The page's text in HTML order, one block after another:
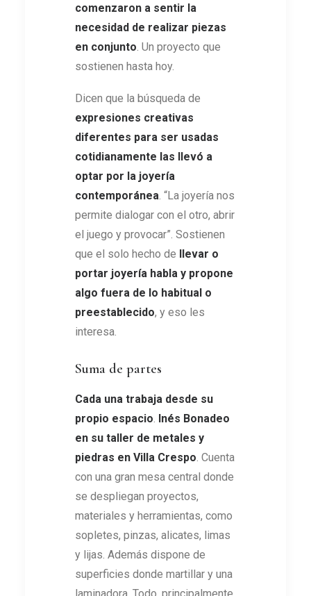
comenzaron a sentir la
necesidad de realizar piezas
en conjunto . Un proyecto que
sostienen hasta hoy.
Dicen que la búsqueda de
expresiones creativas
diferentes para ser usadas
cotidianamente las llevó a
optar por la joyería
contemporánea . “La joyería nos
permite dialogar con el otro, abrir
el juego y provocar”. Sostienen
que el solo hecho de llevar o
portar joyería habla y propone
algo fuera de lo habitual o
preestablecido, y eso les
interesa.
Suma de partes
Cada una trabaja desde su
propio espacio Inés Bonadeo
en su taller de metales y
piedras en Villa Crespo . Cuenta
con una gran mesa central donde
se despliegan proyectos,
materiales y herramientas, como
sopletes, pinzas, alicates, limas
y lijas. Además dispone de
superficies donde martillar y una